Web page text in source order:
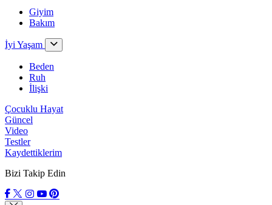
Giyim
Bakım
İyi Yaşam
Beden
Ruh
İlişki
Çocuklu Hayat
Güncel
Video
Testler
Kaydettiklerim
Bizi Takip Edin